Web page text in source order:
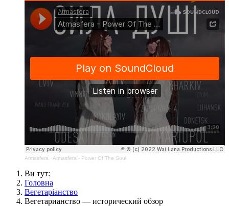
Atmasfera · Atmasfera - Power Of The Soul
Ви тут:
Головна
Вегетаріанство
Вегетарианство — исторический обзор